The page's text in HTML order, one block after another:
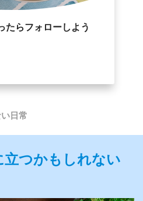
たらフォローしよう
日常
つかもしれない